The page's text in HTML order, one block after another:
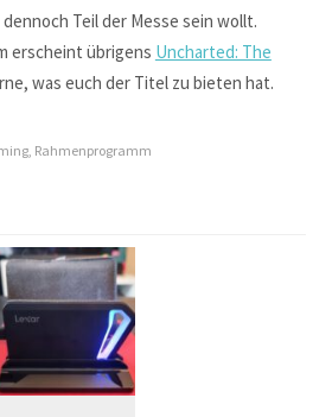
Teil der Messe sein wollt.
erscheint übrigens Uncharted: The
was euch der Titel zu bieten hat.
, Rahmenprogramm